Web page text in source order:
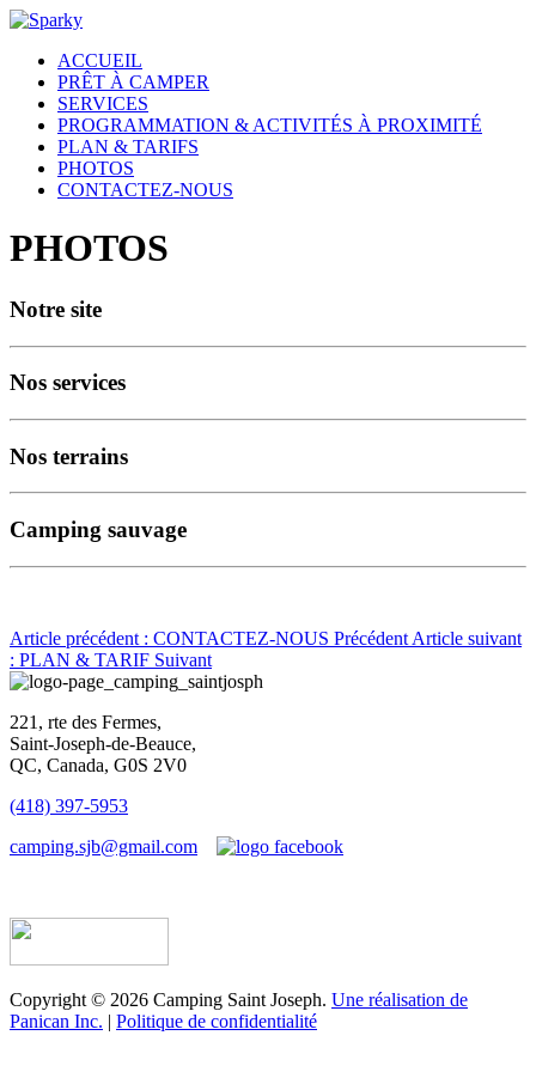
ACCUEIL
PRÊT À CAMPER
SERVICES
PROGRAMMATION & ACTIVITÉS À PROXIMITÉ
PLAN & TARIFS
PHOTOS
CONTACTEZ-NOUS
PHOTOS
Notre site
Nos services
Nos terrains
Camping sauvage
Article précédent : CONTACTEZ-NOUS Précédent Article suivant
: PLAN & TARIF Suivant
221, rte des Fermes,
Saint-Joseph-de-Beauce,
QC, Canada, G0S 2V0
(418) 397-5953
camping.sjb@gmail.com
Copyright © 2026 Camping Saint Joseph. Une réalisation de
Panican Inc. | Politique de confidentialité